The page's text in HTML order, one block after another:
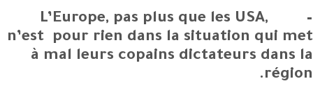
– L’Europe, pas plus que les USA,
n’est pour rien dans la situation qui met
à mal leurs copains dictateurs dans la
région.